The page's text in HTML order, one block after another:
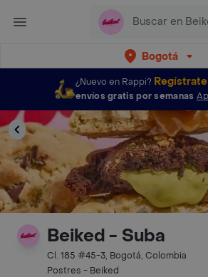
Bogotá
¿Nuevo en Rappi? Regístrate
envíos gratis por semanas
Beiked - Suba
Cl. 185 #45-3, Bogotá, Colombia
Postres - Beiked